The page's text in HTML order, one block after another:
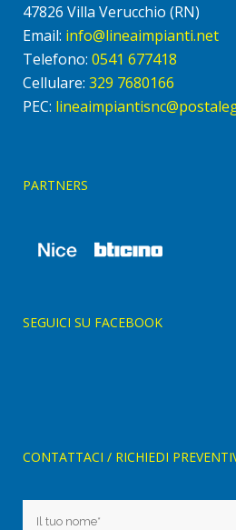
47826 Villa Verucchio (RN)
Email: info@lineaimpianti.net
Telefono: 0541 677418
Cellulare: 329 7680166
PEC:
PARTNERS
SEGUICI SU FACEBOOK
CONTATTACI / RICHIEDI